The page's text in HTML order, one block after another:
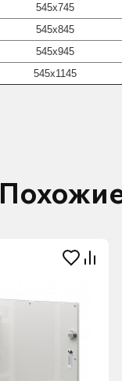
545х745
545х845
545х945
545х1145